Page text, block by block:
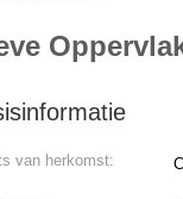
van herkomst: